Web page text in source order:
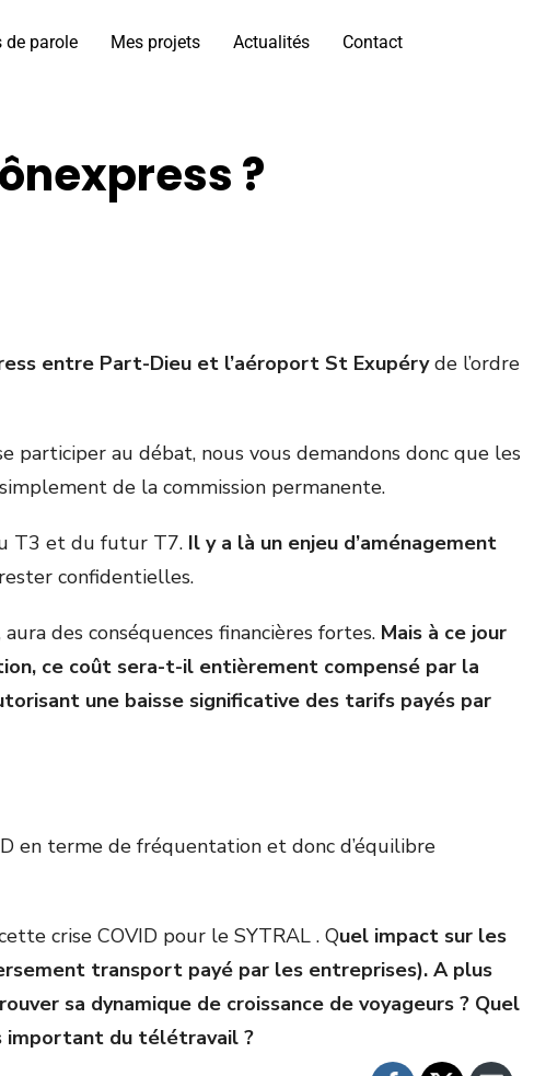
de parole Mes projets Actualités Contact
?
entre Part-Dieu et l’aéroport St Exupéryde l’ordre
au débat, nous vous demandons donc que les
de la commission permanente.
T3 et du futur T7. Il y a là un enjeu d’aménagement
confidentielles.
des conséquences financières fortes. Mais à ce jour
ce coût sera-t-il entièrement compensé par la
une baisse significative des tarifs payés par
en terme de fréquentation et donc d’équilibre
crise COVID pour le SYTRAL . Quel impact sur les
transport payé par les entreprises). A plus
sa dynamique de croissance de voyageurs ? Quel
important du télétravail ?